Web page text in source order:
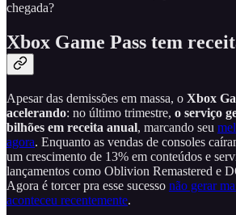
chegada?
Xbox Game Pass tem
Apesar das demissões em massa, o Xbox
acelerando: no último trimestre, o serviço
bilhões em receita anual, marcando seu
agora. Enquanto as vendas de consoles
um crescimento de 13% em conteúdos e
lançamentos como Oblivion Remastered e
Agora é torcer pra esse sucesso não gerar
aconteceu recentemente.